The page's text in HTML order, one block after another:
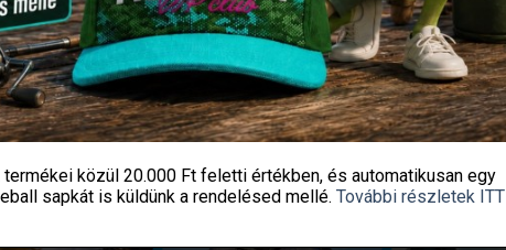
KOSÁRBA TESZEM
termékei közül 20.000 Ft felettiértékben, és automatikusan egy
sapkátis küldünk a rendelésed mellé. További részletek ITT